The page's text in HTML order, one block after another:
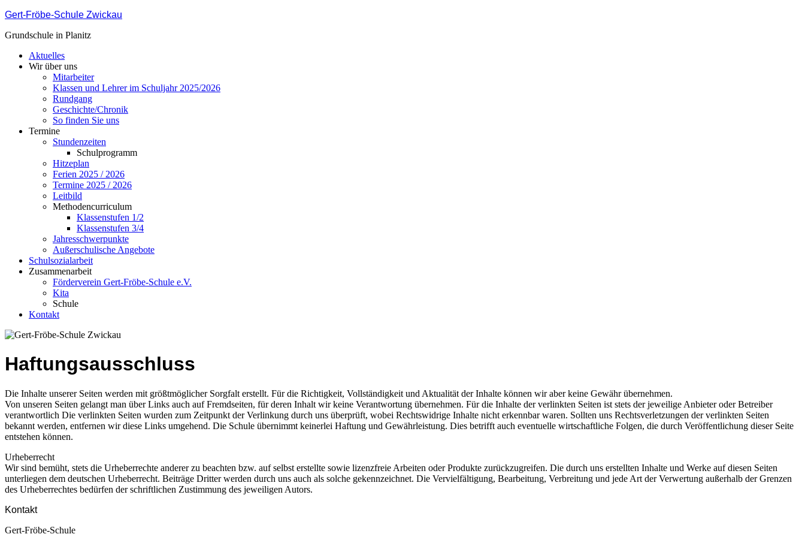
Gert-Fröbe-Schule Zwickau
Grundschule in Planitz
Aktuelles
Wir über uns
Mitarbeiter
Klassen und Lehrer im Schuljahr 2025/2026
Rundgang
Geschichte/Chronik
So finden Sie uns
Termine
Stundenzeiten
Schulprogramm
Hitzeplan
Ferien 2025 / 2026
Termine 2025 / 2026
Leitbild
Methodencurriculum
Klassenstufen 1/2
Klassenstufen 3/4
Jahresschwerpunkte
Außerschulische Angebote
Schulsozialarbeit
Zusammenarbeit
Förderverein Gert-Fröbe-Schule e.V.
Kita
Schule
Kontakt
Haftungsausschluss
Die Inhalte unserer Seiten werden mit größtmöglicher Sorgfalt erstellt. Für die Richtigkeit, Vollständigkeit und Aktualität der Inhalte können wir aber keine Gewähr übernehmen.
Von unseren Seiten gelangt man über Links auch auf Fremdseiten, für deren Inhalt wir keine Verantwortung übernehmen. Für die Inhalte der verlinkten Seiten ist stets der jeweilige Anbieter oder Betreiber
verantwortlich Die verlinkten Seiten wurden zum Zeitpunkt der Verlinkung durch uns überprüft, wobei Rechtswidrige Inhalte nicht erkennbar waren. Sollten uns Rechtsverletzungen der verlinkten Seiten
bekannt werden, entfernen wir diese Links umgehend. Die Schule übernimmt keinerlei Haftung und Gewährleistung. Dies betrifft auch eventuelle wirtschaftliche Folgen, die durch Veröffentlichung dieser Seite
entstehen können.
Urheberrecht
Wir sind bemüht, stets die Urheberrechte anderer zu beachten bzw. auf selbst erstellte sowie lizenzfreie Arbeiten oder Produkte zurückzugreifen. Die durch uns erstellten Inhalte und Werke auf diesen Seiten
unterliegen dem deutschen Urheberrecht. Beiträge Dritter werden durch uns auch als solche gekennzeichnet. Die Vervielfältigung, Bearbeitung, Verbreitung und jede Art der Verwertung außerhalb der Grenzen
des Urheberrechtes bedürfen der schriftlichen Zustimmung des jeweiligen Autors.
Kontakt
Gert-Fröbe-Schule